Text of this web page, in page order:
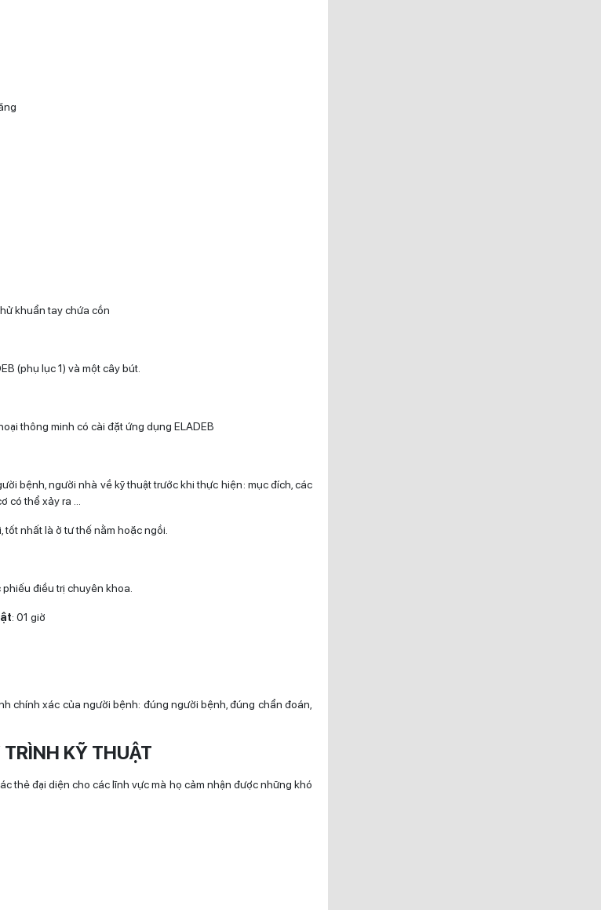
khuẩn tay chứa cồn
(phụ lục 1) và một cây bút.
thông minh có cài đặt ứng dụng ELADEB
bệnh, người nhà về kỹ thuật trước khi thực hiện : mục đích, các
có thể xảy ra …
nhất là ở tư thế nằm hoặc ngồi.
điều trị chuyên khoa.
: 01 giờ
chính xác của người bệnh: đúng người bệnh, đúng chẩn đoán,
KỸ THUẬT
thẻ đại diện cho các lĩnh vực mà họ cảm nhận được những khó